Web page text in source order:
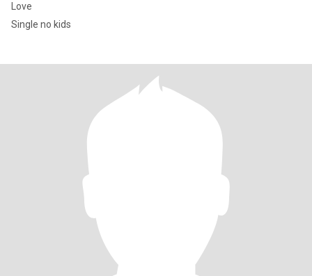
Love
Single no kids